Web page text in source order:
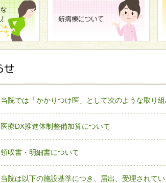
当院では「かかりつけ医」として次のような取り
医療DX推進体制整備加算について
領収書・明細書について
当院は以下の施設基準につき、届出、受理されてい